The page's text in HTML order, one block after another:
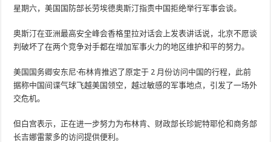
星期六，美国国防部长劳埃德奥斯汀指责中国拒绝举行军事会谈。
奥斯汀在亚洲最高安全峰会香格里拉对话会上发表讲话说，北京不愿谈
判破坏了在两个竞争对手都在增加军事火力的地区维护和平的努力。
美国国务卿安东尼·布林肯推迟了原定于 2 月份访问中国的行程，此前
据称中国间谍气球飞越美国领空，越过敏感的军事地点，引发了一场外
交危机。
但白宫表示，正在进一步努力为布林肯、财政部长珍妮特耶伦和商务部
长吉娜雷蒙多的访问提供便利。